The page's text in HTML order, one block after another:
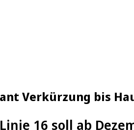
Verkürzung bis
Linie 16 soll ab